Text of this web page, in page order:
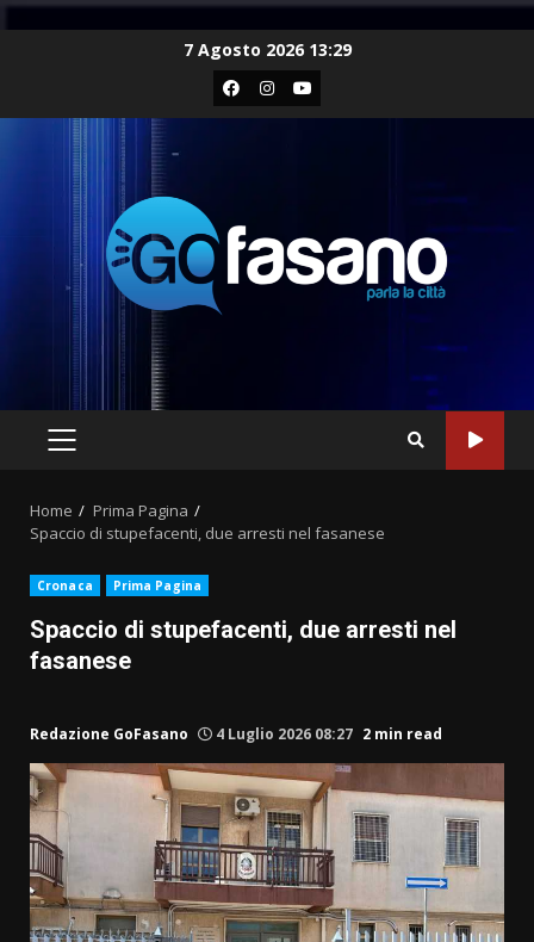
7 Agosto 2026 13:29
Facebook
Instagram
Youtube
PRIMARY
Home
Prima Pagina
Spaccio di stupefacenti, due arresti nel fasanese
Cronaca Prima Pagina
Spaccio di stupefacenti, due arresti nel
fasanese
Redazione GoFasano 4 Luglio 2026 08:27 2 min read